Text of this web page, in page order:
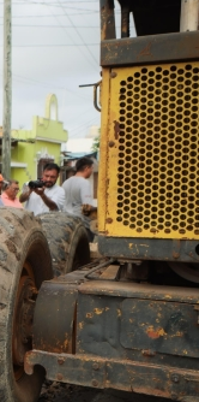
1 year
El
padres
pasado